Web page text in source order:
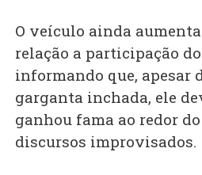
O veículo ainda
relação a participação
informando que, apesar
garganta inchada, ele
ganhou fama ao redor
discursos improvisados.